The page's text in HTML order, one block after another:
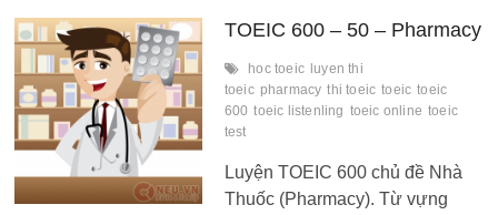
năng lực cá
nhân trong
thời đại AI
TOEIC 600 – 50 – Pharmacy
hoc toeic luyen thi
toeic pharmacy thi toeic toeic toeic
600 toeic listenling toeic online toeic
test
Luyện TOEIC 600 chủ đề Nhà
Thuốc (Pharmacy). Từ vựng